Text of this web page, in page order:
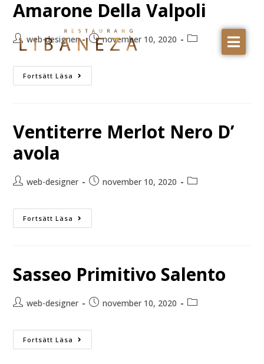
RESTAURANGEN
Amarone Della Valpoli
web-designer november 10, 2020
Fortsätt Läsa
Ventiterre Merlot Nero D’
avola
web-designer november 10, 2020
Fortsätt Läsa
Sasseo Primitivo Salento
web-designer november 10, 2020
Fortsätt Läsa